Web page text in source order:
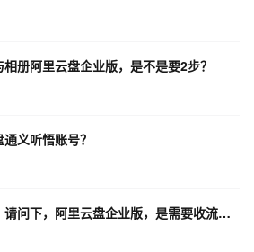
册阿里云盘企业版，是不是要2步？
义听悟账号？
在阿里云网盘与相册中，请问下，阿里云盘企业版，是需要收流量费用的吗？